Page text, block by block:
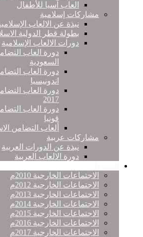
العاب آسيا للأطفال
مشاركات إسلامية
نبذة عن الالعاب
بطولة قطر الدولية
دورات الالعاب الإسلامية
دورة العاب
السعودية
دورة العاب
اندونيسيا
دورة العاب
2017
دورة العاب
قونيا
ألعاب التضامن
مشاركات عربية
نبذة عن الدورات العربية
دورة الالعاب العربية
الاجتماعات الخارجية 2010م
الاجتماعات الخارجية 2012م
الاجتماعات الخارجية 2013م
الاجتماعات الخارجية 2014م
الاجتماعات الخارجية 2015م
الاجتماعات الخارجية 2016م
الاجتماعات الخارجية 2017م